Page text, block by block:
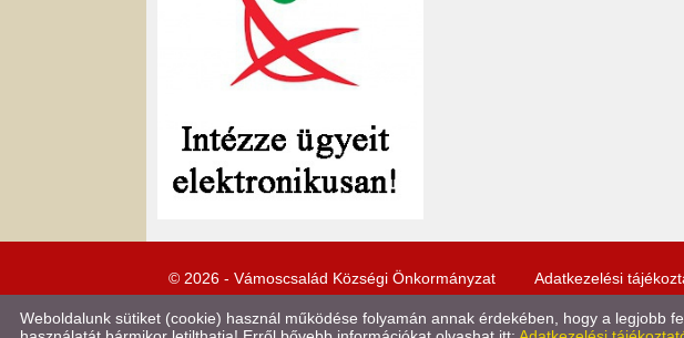
© 2026 - Vámoscsalád Községi Önkormányzat Adatkezelési
Weboldalunk sütiket (cookie) használ működése folyamán annak érdekében, hogy a legjobb